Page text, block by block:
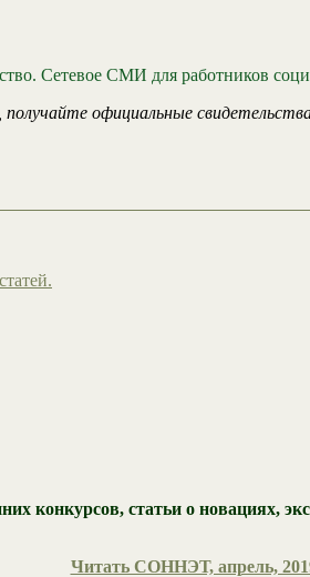
Сетевое СМИ для работников
официальные
статьи о новациях,
Читать СОННЭТ, апрель,